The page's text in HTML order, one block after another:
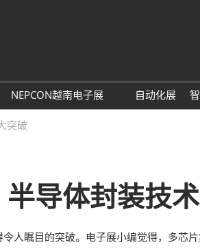
2025同期活
区2025回顾
新工作坊
NEPCON越南电子展
自动化展
突破
导体封装技
人瞩目的突破。电子展小编觉得，多芯